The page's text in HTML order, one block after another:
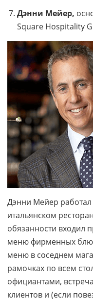
Дэнни Мейер,
Square Hospitality
Дэнни Мейер
итальянском
обязанности входил
меню фирменных
меню в соседнем
рамочках по всем
официантами,
клиентов и (если